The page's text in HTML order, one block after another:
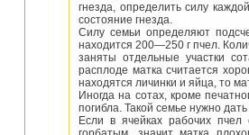
гнезда, определить силу
состояние гнезда.
Силу семьи определяют
находится 200—250 г пчел.
заняты отдельные участки
расплоде матка считается
находятся личинки и яйца, то
Иногда на сотах, кроме
погибла. Такой семье нужно
Если в ячейках рабочих пчел